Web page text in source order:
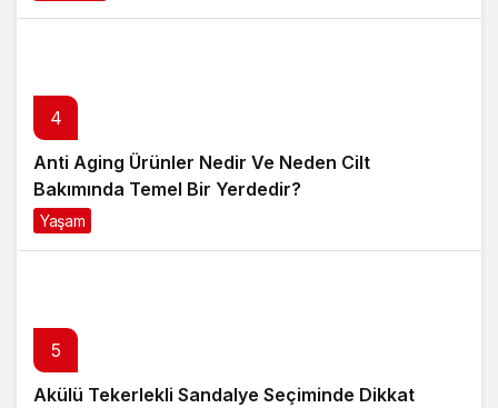
4
Anti Aging Ürünler Nedir Ve Neden Cilt
Bakımında Temel Bir Yerdedir?
Yaşam
5
Akülü Tekerlekli Sandalye Seçiminde Dikkat